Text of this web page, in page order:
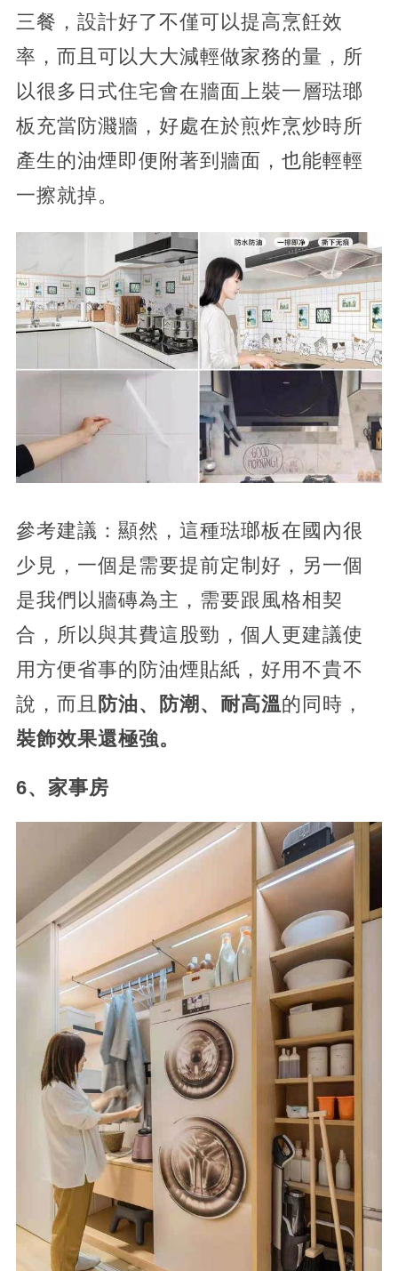
三餐，設計好了不僅可以提高烹飪效
率，而且可以大大減輕做家務的量，所
以很多日式住宅會在牆面上裝一層琺瑯
板充當防濺牆，好處在於煎炸烹炒時所
產生的油煙即便附著到牆面，也能輕輕
一擦就掉。
參考建議：顯然，這種琺瑯板在國內很
少見，一個是需要提前定制好，另一個
是我們以牆磚為主，需要跟風格相契
合，所以與其費這股勁，個人更建議使
用方便省事的防油煙貼紙，好用不貴不
說，而且 防油、防潮、耐高溫的同時，
裝飾效果還極強。
6、家事房